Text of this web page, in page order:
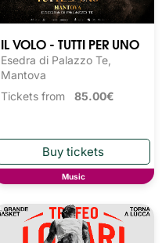
IL VOLO - TUTTI PER UNO
Esedra di Palazzo Te,
Mantova
Tickets from 85.00€
Music